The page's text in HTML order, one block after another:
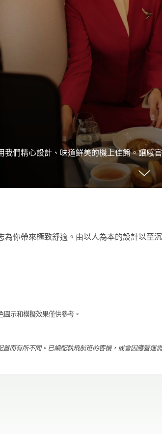
們精心設計、味道鮮美的機上佳餚。讓感
你帶來極致舒適。由以人為本的設計以至
示和模擬效果僅供參考。
而有所不同。已編配執飛航班的客機，或會因應營運